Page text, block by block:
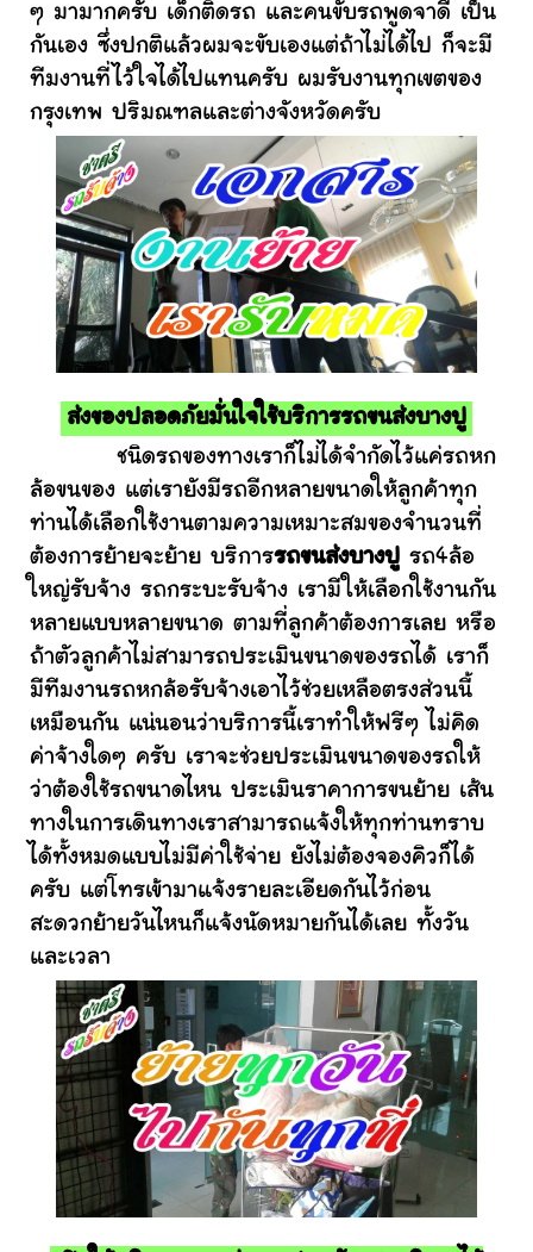
ๆ มามากครับ เด็กติดรถ และคนขับรถพูดจาดี เป็น
กันเอง ซึ่งปกติแล้วผมจะขับเองแต่ถ้าไม่ได้ไป ก็จะมี
ทีมงานที่ไว้ใจได้ไปแทนครับ ผมรับงานทุกเขตของ
กรุงเทพ ปริมณฑลและต่างจังหวัดครับ
ส่งของปลอดภัยมั่นใจใช้บริการรถขนส่งบางปู
ชนิดรถของทางเราก็ไม่ได้จำกัดไว้แค่รถหก
ล้อขนของ แต่เรายังมีรถอีกหลายขนาดให้ลูกค้าทุก
ท่านได้เลือกใช้งานตามความเหมาะสมของจำนวนที่
ต้องการย้ายจะย้าย บริการรถขนส่งบางปู รถ4ล้อ
ใหญ่รับจ้าง รถกระบะรับจ้าง เรามีให้เลือกใช้งานกัน
หลายแบบหลายขนาด ตามที่ลูกค้าต้องการเลย หรือ
ถ้าตัวลูกค้าไม่สามารถประเมินขนาดของรถได้ เราก็
มีทีมงานรถหกล้อรับจ้างเอาไว้ช่วยเหลือตรงส่วนนี้
เหมือนกัน แน่นอนว่าบริการนี้เราทำให้ฟรีๆ ไม่คิด
ค่าจ้างใดๆ ครับ เราจะช่วยประเมินขนาดของรถให้
ว่าต้องใช้รถขนาดไหน ประเมินราคาการขนย้าย เส้น
ทางในการเดินทางเราสามารถแจ้งให้ทุกท่านทราบ
ได้ทั้งหมดแบบไม่มีค่าใช้จ่าย ยังไม่ต้องจองคิวก็ได้
ครับ แต่โทรเข้ามาแจ้งรายละเอียดกันไว้ก่อน
สะดวกย้ายวันไหนก็แจ้งนัดหมายกันได้เลย ทั้งวัน
และเวลา